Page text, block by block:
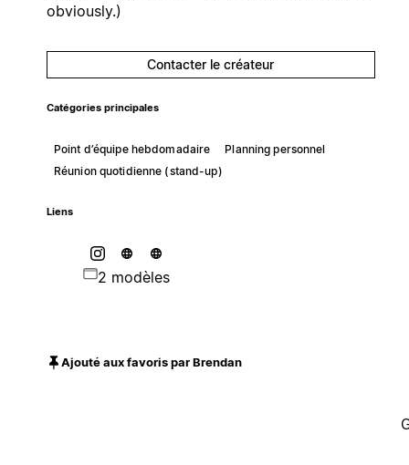
obviously.)
Contacter le créateur
Catégories principales
Point d’équipe hebdomadaire
Planning personnel
Réunion quotidienne (stand-up)
Liens
2 modèles
Ajouté aux favoris par Brendan